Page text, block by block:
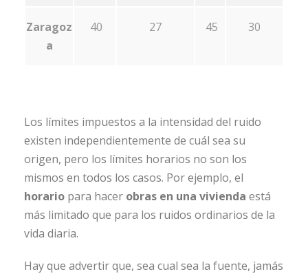
Zaragoz
a
40 27 45 30
Los límites impuestos a la intensidad del ruido
existen independientemente de cuál sea su
origen, pero los límites horarios no son los
mismos en todos los casos. Por ejemplo, el
horario para hacer obras en una vivienda está
más limitado que para los ruidos ordinarios de la
vida diaria.
Hay que advertir que, sea cual sea la fuente, jamás